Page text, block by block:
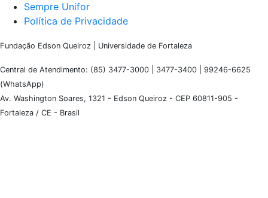
Sempre Unifor
Política de Privacidade
Fundação Edson Queiroz | Universidade de Fortaleza
Central de Atendimento: (85) 3477-3000 | 3477-3400 | 99246-6625
(WhatsApp)
Av. Washington Soares, 1321 - Edson Queiroz - CEP 60811-905 -
Fortaleza / CE - Brasil